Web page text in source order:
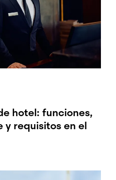
hotel: funciones,
y requisitos en el